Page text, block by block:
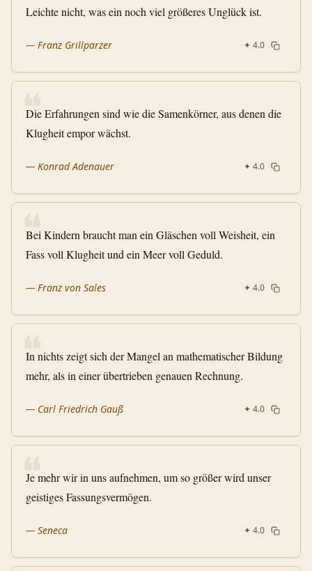
Leichte nicht, was ein noch viel größeres Unglück ist.
— Franz Grillparzer ✦ 4.0
❝
Die Erfahrungen sind wie die Samenkörner, aus denen die
Klugheit empor wächst.
— Konrad Adenauer ✦ 4.0
❝
Bei Kindern braucht man ein Gläschen voll Weisheit, ein
Fass voll Klugheit und ein Meer voll Geduld.
— Franz von Sales ✦ 4.0
❝
In nichts zeigt sich der Mangel an mathematischer Bildung
mehr, als in einer übertrieben genauen Rechnung.
— Carl Friedrich Gauß ✦ 4.0
❝
Je mehr wir in uns aufnehmen, um so größer wird unser
geistiges Fassungsvermögen.
— Seneca ✦ 4.0